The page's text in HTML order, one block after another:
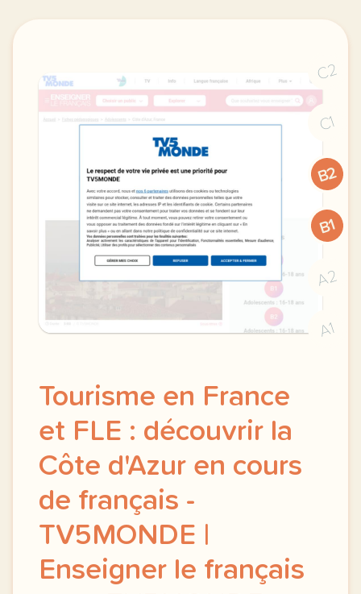
C2
C1
B2
B1
A2
A1
Tourisme en France
et FLE : découvrir la
Côte d'Azur en cours
de français -
TV5MONDE |
Enseigner le français